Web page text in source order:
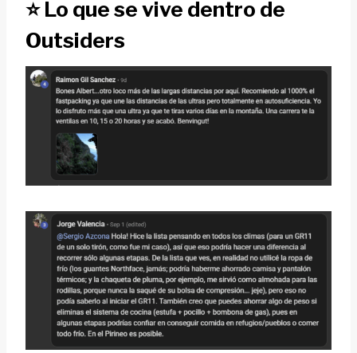
⭐Lo que se vive dentro de
Outsiders